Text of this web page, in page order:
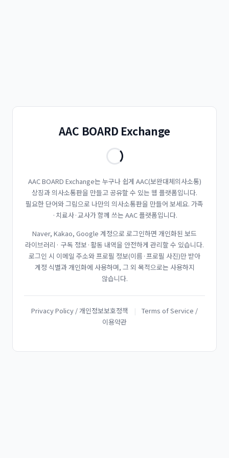
AAC BOARD Exchange
AAC BOARD Exchange는 누구나 쉽게 AAC(보완대체의사소통)
상징과 의사소통판을 만들고 공유할 수 있는 웹 플랫폼입니다.
필요한 단어와 그림으로 나만의 의사소통판을 만들어 보세요. 가족
·치료사·교사가 함께 쓰는 AAC 플랫폼입니다.
Naver, Kakao, Google 계정으로 로그인하면 개인화된 보드
라이브러리· 구독 정보·활동 내역을 안전하게 관리할 수 있습니다.
로그인 시 이메일 주소와 프로필 정보(이름·프로필 사진)만 받아
계정 식별과 개인화에 사용하며, 그 외 목적으로는 사용하지
않습니다.
Privacy Policy / 개인정보보호정책 |
Terms of Service /
이용약관